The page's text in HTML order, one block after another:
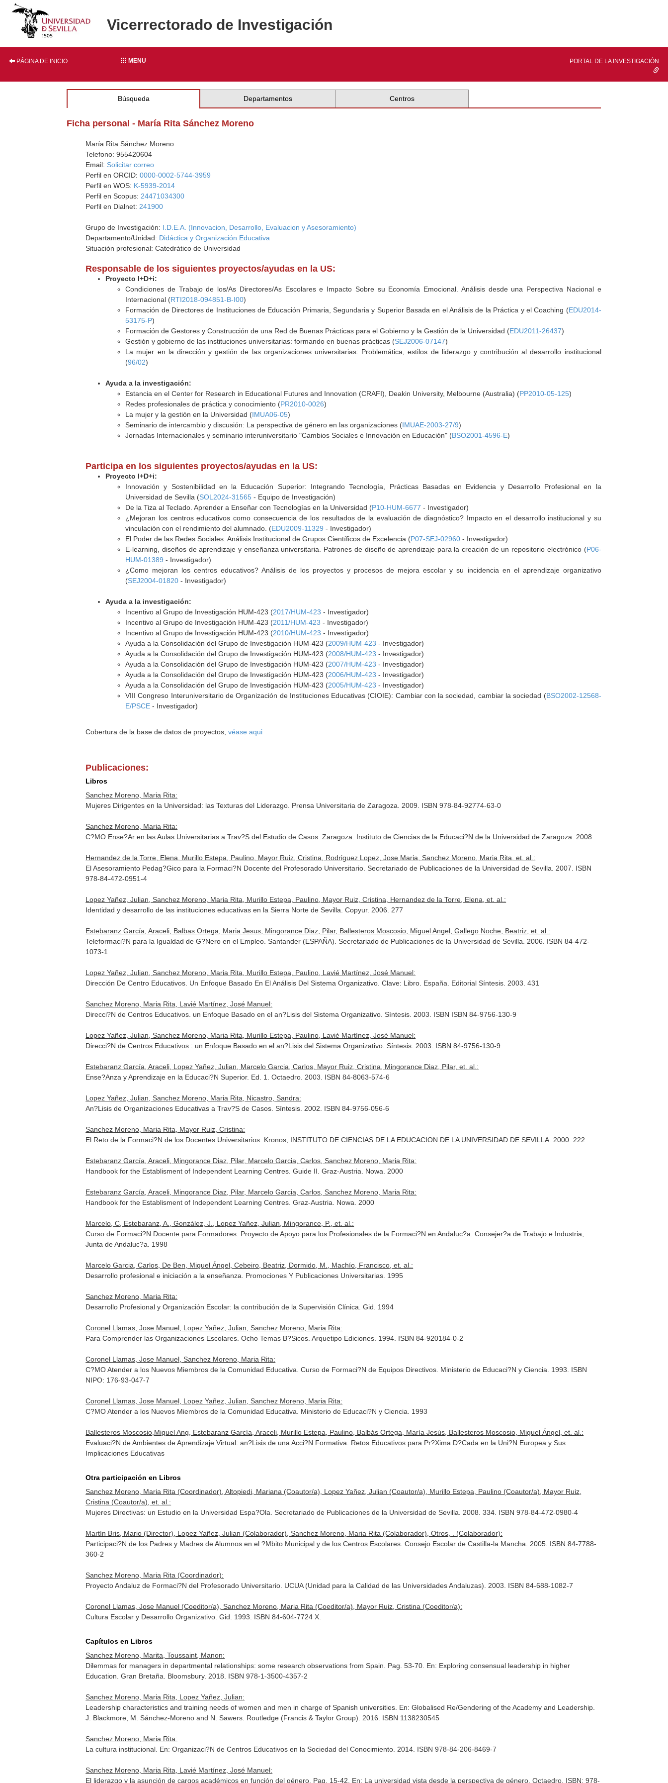
Vicerrectorado de Investigación
PÁGINA DE INICIO MENU PORTAL DE LA INVESTIGACIÓN
Búsqueda Departamentos Centros
Ficha personal - María Rita Sánchez Moreno
María Rita Sánchez Moreno
Telefono: 955420604
Email: Solicitar correo
Perfil en ORCID:0000-0002-5744-3959
Perfil en WOS: K-5939-2014
Perfil en Scopus: 24471034300
Perfil en Dialnet: 241900
Grupo de Investigación: I.D.E.A. (Innovacion, Desarrollo, Evaluacion y Asesoramiento)
Departamento/Unidad: Didáctica y Organización Educativa
Situación profesional: Catedrático de Universidad
Responsable de los siguientes proyectos/ayudas en la US:
Proyecto I+D+i:
Condiciones de Trabajo de los/As Directores/As Escolares e Impacto Sobre su Economía Emocional. Análisis desde una Perspectiva Nacional e
Internacional (RTI2018-094851-B-I00)
Formación de Directores de Instituciones de Educación Primaria, Segundaria y Superior Basada en el Análisis de la Práctica y el Coaching (EDU2014-
53175-P)
Formación de Gestores y Construcción de una Red de Buenas Prácticas para el Gobierno y la Gestión de la Universidad (EDU2011-26437)
Gestión y gobierno de las instituciones universitarias: formando en buenas prácticas (SEJ2006-07147)
La mujer en la dirección y gestión de las organizaciones universitarias: Problemática, estilos de liderazgo y contribución al desarrollo institucional
(96/02)
Ayuda a la investigación:
Estancia en el Center for Research in Educational Futures and Innovation (CRAFI), Deakin University, Melbourne (Australia) (PP2010-05-125)
Redes profesionales de práctica y conocimiento (PR2010-0026)
La mujer y la gestión en la Universidad (IMUA06-05)
Seminario de intercambio y discusión: La perspectiva de género en las organizaciones (IMUAE-2003-27/9)
Jornadas Internacionales y seminario interuniversitario "Cambios Sociales e Innovación en Educación" (BSO2001-4596-E)
Participa en los siguientes proyectos/ayudas en la US:
Proyecto I+D+i:
Innovación y Sostenibilidad en la Educación Superior: Integrando Tecnología, Prácticas Basadas en Evidencia y Desarrollo Profesional en la
Universidad de Sevilla (SOL2024-31565 - Equipo de Investigación)
De la Tiza al Teclado. Aprender a Enseñar con Tecnologías en la Universidad (P10-HUM-6677 - Investigador)
¿Mejoran los centros educativos como consecuencia de los resultados de la evaluación de diagnóstico? Impacto en el desarrollo institucional y su
vinculación con el rendimiento del alumnado. (EDU2009-11329 - Investigador)
El Poder de las Redes Sociales. Análisis Institucional de Grupos Científicos de Excelencia (P07-SEJ-02960 - Investigador)
E-learning, diseños de aprendizaje y enseñanza universitaria. Patrones de diseño de aprendizaje para la creación de un repositorio electrónico (P06-
HUM-01389 - Investigador)
¿Como mejoran los centros educativos? Análisis de los proyectos y procesos de mejora escolar y su incidencia en el aprendizaje organizativo
(SEJ2004-01820 - Investigador)
Ayuda a la investigación:
Incentivo al Grupo de Investigación HUM-423 (2017/HUM-423 - Investigador)
Incentivo al Grupo de Investigación HUM-423 (2011/HUM-423 - Investigador)
Incentivo al Grupo de Investigación HUM-423 (2010/HUM-423 - Investigador)
Ayuda a la Consolidación del Grupo de Investigación HUM-423 (2009/HUM-423 - Investigador)
Ayuda a la Consolidación del Grupo de Investigación HUM-423 (2008/HUM-423 - Investigador)
Ayuda a la Consolidación del Grupo de Investigación HUM-423 (2007/HUM-423 - Investigador)
Ayuda a la Consolidación del Grupo de Investigación HUM-423 (2006/HUM-423 - Investigador)
Ayuda a la Consolidación del Grupo de Investigación HUM-423 (2005/HUM-423 - Investigador)
VIII Congreso Interuniversitario de Organización de Instituciones Educativas (CIOIE): Cambiar con la sociedad, cambiar la sociedad (BSO2002-12568-
E/PSCE - Investigador)
Cobertura de la base de datos de proyectos,véase aqui
Publicaciones:
Libros
Sanchez Moreno, Maria Rita:
Mujeres Dirigentes en la Universidad: las Texturas del Liderazgo. Prensa Universitaria de Zaragoza. 2009. ISBN 978-84-92774-63-0
Sanchez Moreno, Maria Rita:
C?MO Ense?Ar en las Aulas Universitarias a Trav?S del Estudio de Casos. Zaragoza. Instituto de Ciencias de la Educaci?N de la Universidad de Zaragoza. 2008
Hernandez de la Torre, Elena, Murillo Estepa, Paulino, Mayor Ruiz, Cristina, Rodriguez Lopez, Jose Maria, Sanchez Moreno, Maria Rita, et. al.:
El Asesoramiento Pedag?Gico para la Formaci?N Docente del Profesorado Universitario. Secretariado de Publicaciones de la Universidad de Sevilla. 2007. ISBN
978-84-472-0951-4
Lopez Yañez, Julian, Sanchez Moreno, Maria Rita, Murillo Estepa, Paulino, Mayor Ruiz, Cristina, Hernandez de la Torre, Elena, et. al.:
Identidad y desarrollo de las instituciones educativas en la Sierra Norte de Sevilla. Copyur. 2006. 277
Estebaranz García, Araceli, Balbas Ortega, Maria Jesus, Mingorance Diaz, Pilar, Ballesteros Moscosio, Miguel Angel, Gallego Noche, Beatriz, et. al.:
Teleformaci?N para la Igualdad de G?Nero en el Empleo. Santander (ESPAÑA). Secretariado de Publicaciones de la Universidad de Sevilla. 2006. ISBN 84-472-
1073-1
Lopez Yañez, Julian, Sanchez Moreno, Maria Rita, Murillo Estepa, Paulino, Lavié Martínez, José Manuel:
Dirección De Centro Educativos. Un Enfoque Basado En El Análisis Del Sistema Organizativo. Clave: Libro. España. Editorial Síntesis. 2003. 431
Sanchez Moreno, Maria Rita, Lavié Martínez, José Manuel:
Direcci?N de Centros Educativos. un Enfoque Basado en el an?Lisis del Sistema Organizativo. Síntesis. 2003. ISBN ISBN 84-9756-130-9
Lopez Yañez, Julian, Sanchez Moreno, Maria Rita, Murillo Estepa, Paulino, Lavié Martínez, José Manuel:
Direcci?N de Centros Educativos : un Enfoque Basado en el an?Lisis del Sistema Organizativo. Síntesis. 2003. ISBN 84-9756-130-9
Estebaranz García, Araceli, Lopez Yañez, Julian, Marcelo Garcia, Carlos, Mayor Ruiz, Cristina, Mingorance Diaz, Pilar, et. al.:
Ense?Anza y Aprendizaje en la Educaci?N Superior. Ed. 1. Octaedro. 2003. ISBN 84-8063-574-6
Lopez Yañez, Julian, Sanchez Moreno, Maria Rita, Nicastro, Sandra:
An?Lisis de Organizaciones Educativas a Trav?S de Casos. Síntesis. 2002. ISBN 84-9756-056-6
Sanchez Moreno, Maria Rita, Mayor Ruiz, Cristina:
El Reto de la Formaci?N de los Docentes Universitarios. Kronos, INSTITUTO DE CIENCIAS DE LA EDUCACION DE LA UNIVERSIDAD DE SEVILLA. 2000. 222
Estebaranz García, Araceli, Mingorance Diaz, Pilar, Marcelo Garcia, Carlos, Sanchez Moreno, Maria Rita:
Handbook for the Establisment of Independent Learning Centres. Guide II. Graz-Austria. Nowa. 2000
Estebaranz García, Araceli, Mingorance Diaz, Pilar, Marcelo Garcia, Carlos, Sanchez Moreno, Maria Rita:
Handbook for the Establisment of Independent Learning Centres. Graz-Austria. Nowa. 2000
Marcelo, C, Estebaranz, A., González, J., Lopez Yañez, Julian, Mingorance, P., et. al.:
Curso de Formaci?N Docente para Formadores. Proyecto de Apoyo para los Profesionales de la Formaci?N en Andaluc?a. Consejer?a de Trabajo e Industria,
Junta de Andaluc?a. 1998
Marcelo Garcia, Carlos, De Ben, Miguel Ángel, Cebeiro, Beatriz, Dormido, M., Machío, Francisco, et. al.:
Desarrollo profesional e iniciación a la enseñanza. Promociones Y Publicaciones Universitarias. 1995
Sanchez Moreno, Maria Rita:
Desarrollo Profesional y Organización Escolar: la contribución de la Supervisión Clínica. Gid. 1994
Coronel Llamas, Jose Manuel, Lopez Yañez, Julian, Sanchez Moreno, Maria Rita:
Para Comprender las Organizaciones Escolares. Ocho Temas B?Sicos. Arquetipo Ediciones. 1994. ISBN 84-920184-0-2
Coronel Llamas, Jose Manuel, Sanchez Moreno, Maria Rita:
C?MO Atender a los Nuevos Miembros de la Comunidad Educativa. Curso de Formaci?N de Equipos Directivos. Ministerio de Educaci?N y Ciencia. 1993. ISBN
NIPO: 176-93-047-7
Coronel Llamas, Jose Manuel, Lopez Yañez, Julian, Sanchez Moreno, Maria Rita:
C?MO Atender a los Nuevos Miembros de la Comunidad Educativa. Ministerio de Educaci?N y Ciencia. 1993
Ballesteros Moscosio,Miguel Ang, Estebaranz García, Araceli, Murillo Estepa, Paulino, Balbás Ortega, María Jesús, Ballesteros Moscosio, Miguel Ángel, et. al.:
Evaluaci?N de Ambientes de Aprendizaje Virtual: an?Lisis de una Acci?N Formativa. Retos Educativos para Pr?Xima D?Cada en la Uni?N Europea y Sus
Implicaciones Educativas
Otra participación en Libros
Sanchez Moreno, Maria Rita (Coordinador), Altopiedi, Mariana (Coautor/a), Lopez Yañez, Julian (Coautor/a), Murillo Estepa, Paulino (Coautor/a), Mayor Ruiz,
Cristina (Coautor/a), et. al.:
Mujeres Directivas: un Estudio en la Universidad Espa?Ola. Secretariado de Publicaciones de la Universidad de Sevilla. 2008. 334. ISBN 978-84-472-0980-4
Martín Bris, Mario (Director), Lopez Yañez, Julian (Colaborador), Sanchez Moreno, Maria Rita (Colaborador), Otros, . (Colaborador):
Participaci?N de los Padres y Madres de Alumnos en el ?Mbito Municipal y de los Centros Escolares. Consejo Escolar de Castilla-la Mancha. 2005. ISBN 84-7788-
360-2
Sanchez Moreno, Maria Rita (Coordinador):
Proyecto Andaluz de Formaci?N del Profesorado Universitario. UCUA (Unidad para la Calidad de las Universidades Andaluzas). 2003. ISBN 84-688-1082-7
Coronel Llamas, Jose Manuel (Coeditor/a), Sanchez Moreno, Maria Rita (Coeditor/a), Mayor Ruiz, Cristina (Coeditor/a):
Cultura Escolar y Desarrollo Organizativo. Gid. 1993. ISBN 84-604-7724 X.
Capítulos en Libros
Sanchez Moreno, Marita, Toussaint, Manon:
Dilemmas for managers in departmental relationships: some research observations from Spain. Pag. 53-70. En: Exploring consensual leadership in higher
Education . Gran Bretaña. Bloomsbury. 2018. ISBN 978-1-3500-4357-2
Sanchez Moreno, Maria Rita, Lopez Yañez, Julian:
Leadership characteristics and training needs of women and men in charge of Spanish universities. En: Globalised Re/Gendering of the Academy and Leadership.
J. Blackmore, M. Sánchez-Moreno and N. Sawers . Routledge (Francis & Taylor Group). 2016. ISBN 1138230545
Sanchez Moreno, Maria Rita:
La cultura institucional. En: Organizaci?N de Centros Educativos en la Sociedad del Conocimiento . 2014. ISBN 978-84-206-8469-7
Sanchez Moreno, Maria Rita, Lavié Martínez, José Manuel:
El liderazgo y la asunción de cargos académicos en función del género. Pag. 15-42. En: La universidad vista desde la perspectiva de género . Octaedro, ISBN: 978-